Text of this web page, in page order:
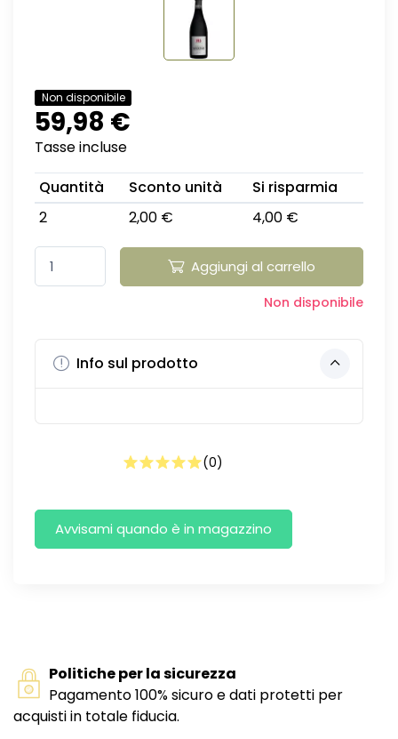
Non disponibile
59,98 €
Tasse incluse
Quantità
Sconto unità
Si risparmia
2
2,00 € 4,00 €
Aggiungi al carrello
Non disponibile
Info sul prodotto
(0)
Politiche per la sicurezza
Pagamento 100% sicuro e dati protetti per
acquisti in totale fiducia.